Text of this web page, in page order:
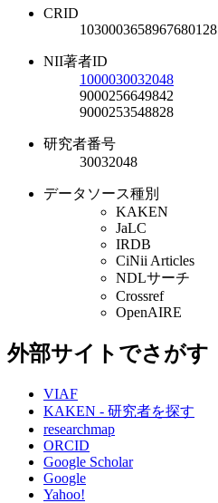
CRID
1030003658967680128
NII著者ID
1000030032048
9000256649842
9000253548828
研究者番号
30032048
データソース種別
KAKEN
JaLC
IRDB
CiNii Articles
NDLサーチ
Crossref
OpenAIRE
外部サイトでさがす
VIAF
KAKEN - 研究者を探す
researchmap
ORCID
Google Scholar
Google
Yahoo!